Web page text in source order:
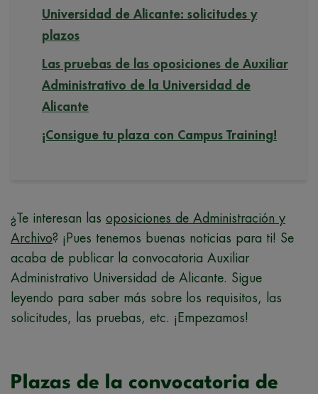
Universidad de Alicante: solicitudes y
plazos
Las pruebas de las oposiciones de Auxiliar
Administrativo de la Universidad de
Alicante
¡Consigue tu plaza con Campus Training!
¿Te interesan las oposiciones de Administración y
Archivo? ¡Pues tenemos buenas noticias para ti! Se
acaba de publicar la convocatoria Auxiliar
Administrativo Universidad de Alicante. Sigue
leyendo para saber más sobre los requisitos, las
solicitudes, las pruebas, etc. ¡Empezamos!
Plazas de la convocatoria de